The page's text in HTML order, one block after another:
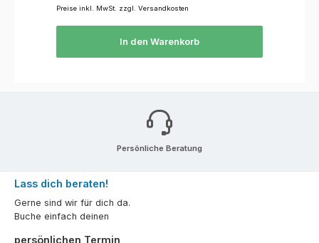
Preise inkl. MwSt. zzgl. Versandkosten
In den Warenkorb
Persönliche Beratung
Lass dich beraten!
Gerne sind wir für dich da.
Buche einfach deinen
persönlichen Termin